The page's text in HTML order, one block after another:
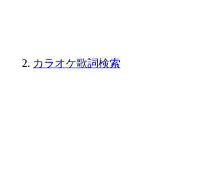
カラオケ歌詞検索